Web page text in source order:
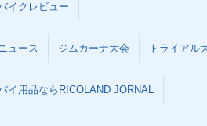
イクレビュー
ュース ジムカーナ大会 トライアル
イ用品ならRICOLAND JORNAL